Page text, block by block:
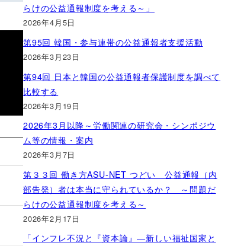
らけの公益通報制度を考える～」
2026年4月5日
第95回 韓国・参与連帯の公益通報者支援活動
2026年3月23日
第94回 日本と韓国の公益通報者保護制度を調べて
比較する
2026年3月19日
2026年3月以降～労働関連の研究会・シンポジウ
ム等の情報・案内
2026年3月7日
第３３回 働き方ASU-NET つどい 公益通報（内
部告発）者は本当に守られているか？ ～問題だ
らけの公益通報制度を考える～
2026年2月17日
「インフレ不況と『資本論』―新しい福祉国家と